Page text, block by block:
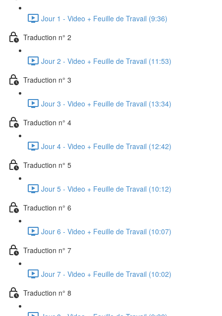
Jour 1 - Video + Feuille de Travail (9:36)
Traduction n° 2
Jour 2 - Video + Feuille de Travail (11:53)
Traduction n° 3
Jour 3 - Video + Feuille de Travail (13:34)
Traduction n° 4
Jour 4 - Video + Feuille de Travail (12:42)
Traduction n° 5
Jour 5 - Video + Feuille de Travail (10:12)
Traduction n° 6
Jour 6 - Video + Feuille de Travail (10:07)
Traduction n° 7
Jour 7 - Video + Feuille de Travail (10:02)
Traduction n° 8